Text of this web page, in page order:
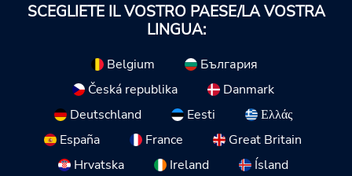
SCEGLIETE IL VOSTRO PAESE/LA VOSTRA
LINGUA:
Belgium
България
Česká republika
Danmark
Deutschland
Eesti
Ελλάς
España
France
Great Britain
Hrvatska
Ireland
Ísland